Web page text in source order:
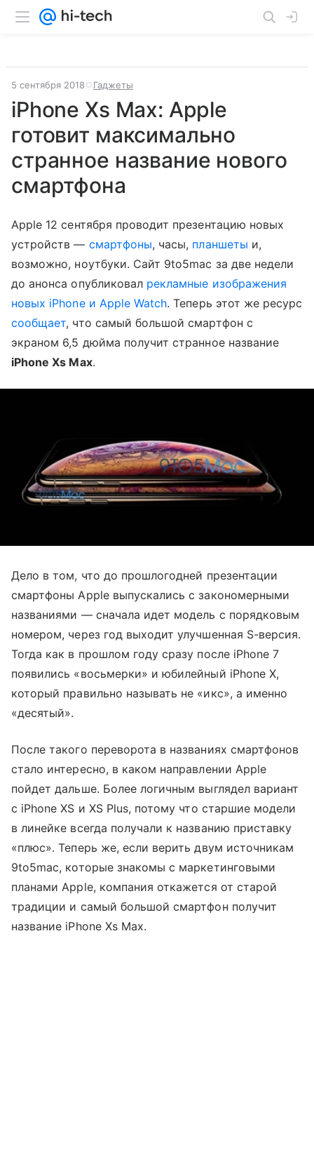
5 сентября 2018 Гаджеты
iPhone Xs Max: Apple
готовит максимально
странное название нового
смартфона
Apple 12 сентября проводит презентацию новых
устройств — смартфоны, часы, планшеты и,
возможно, ноутбуки. Сайт 9to5mac за две недели
до анонса опубликовал рекламные изображения
новых iPhone и Apple Watch. Теперь этот же ресурс
сообщает, что самый большой смартфон с
экраном 6,5 дюйма получит странное название
iPhone Xs Max.
Дело в том, что до прошлогодней презентации
смартфоны Apple выпускались с закономерными
названиями — сначала идет модель с порядковым
номером, через год выходит улучшенная S-версия.
Тогда как в прошлом году сразу после iPhone 7
появились «восьмерки» и юбилейный iPhone X,
который правильно называть не «икс», а именно
«десятый».
После такого переворота в названиях смартфонов
стало интересно, в каком направлении Apple
пойдет дальше. Более логичным выглядел вариант
с iPhone XS и XS Plus, потому что старшие модели
в линейке всегда получали к названию приставку
«плюс». Теперь же, если верить двум источникам
9to5mac, которые знакомы с маркетинговыми
планами Apple, компания откажется от старой
традиции и самый большой смартфон получит
название iPhone Xs Max.